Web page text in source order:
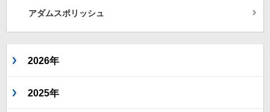
アダムスポリッシュ
2026年
2025年